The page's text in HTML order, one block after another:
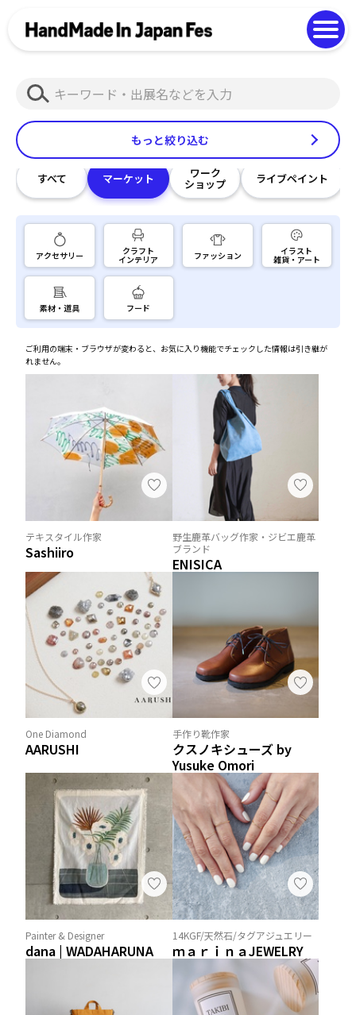
Photo Gallery
もっと絞り込む
検
索
すべて マーケット ワーク
ショップ ライブペイント
アクセサリー クラフト
インテリア ファッション イラスト
雑貨・アート
素材・道具 フード
ご利用の端末・ブラウザが変わると、お気に入り機能でチェックした情報は引き継が
れません。
テキスタイル作家
Sashiiro
野生鹿革バッグ作家・ジビエ鹿革
ブランド
ENISICA
One Diamond
AARUSHI
手作り靴作家
クスノキシューズ by
Yusuke Omori
Painter & Designer
dana | WADAHARUNA
14KGF/天然石/タグアジュエリー
ｍａｒｉｎａJEWELRY